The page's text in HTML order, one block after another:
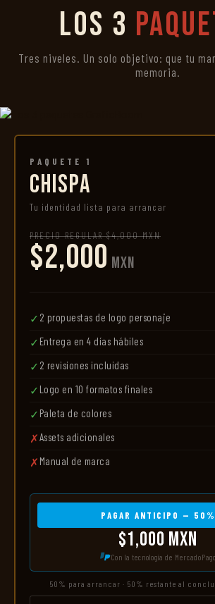
Los 3
Tres niveles. Un solo objetivo: que tu
memoria.
PAQUETE 1
CHISPA
Tu identidad lista para arrancar
PRECIO REGULAR $4,000 MXN
$2,000 MXN
✓ 2 propuestas de logo personaje
✓ Entrega en 4 días hábiles
✓ 2 revisiones incluidas
✓ Logo en 10 formatos finales
✓ Paleta de colores
✗Assets adicionales
✗ Manual de marca
PAGAR ANTICIPO — 50%
$1,000 MXN
Con la tecnología de MercadoPago
50% para arrancar · 50% restante al